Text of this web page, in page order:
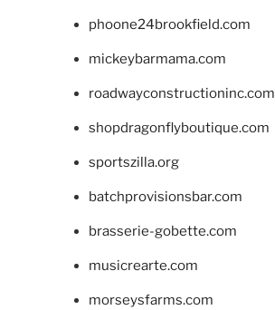
phoone24brookfield.com
mickeybarmama.com
roadwayconstructioninc.com
shopdragonflyboutique.com
sportszilla.org
batchprovisionsbar.com
brasserie-gobette.com
musicrearte.com
morseysfarms.com